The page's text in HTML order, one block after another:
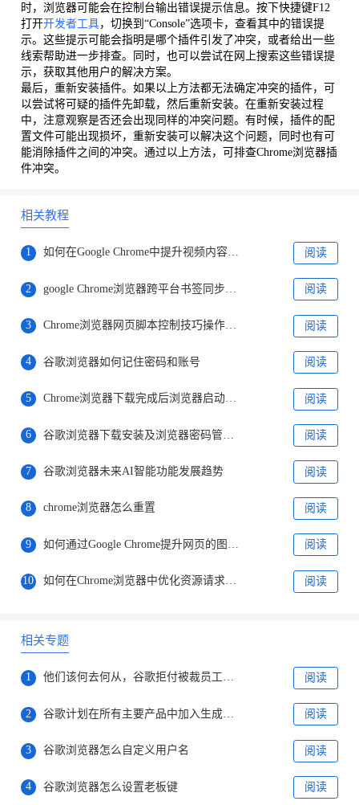
时，浏览器可能会在控制台输出错误提示信息。按下快捷键F12
打开开发者工具，切换到“Console”选项卡，查看其中的错误提
示。这些提示可能会指明是哪个插件引发了冲突，或者给出一些
线索帮助进一步排查。同时，也可以尝试在网上搜索这些错误提
示，获取其他用户的解决方案。
最后，重新安装插件。如果以上方法都无法确定冲突的插件，可
以尝试将可疑的插件先卸载，然后重新安装。在重新安装过程
中，注意观察是否还会出现同样的冲突问题。有时候，插件的配
置文件可能出现损坏，重新安装可以解决这个问题，同时也有可
能消除插件之间的冲突。通过以上方法，可排查Chrome浏览器插
件冲突。
相关教程
1 如何在Google Chrome中提升视频内容加载时的效率 阅读
2 阅读
3 Chrome浏览器网页脚本控制技巧操作分享 阅读
4 谷歌浏览器如何记住密码和账号 阅读
5 Chrome浏览器下载完成后浏览器启动速度提升技巧 阅读
6 阅读
7 谷歌浏览器未来AI智能功能发展趋势 阅读
8 chrome浏览器怎么重置 阅读
9 阅读
10 如何在Chrome浏览器中优化资源请求的并行度 阅读
相关专题
1 他们该何去何从，谷歌拒付被裁员工剩余病产假工资 阅读
2 谷歌计划在所有主要产品中加入生成式人工智能技术 阅读
3 谷歌浏览器怎么自定义用户名 阅读
4 谷歌浏览器怎么设置老板键 阅读